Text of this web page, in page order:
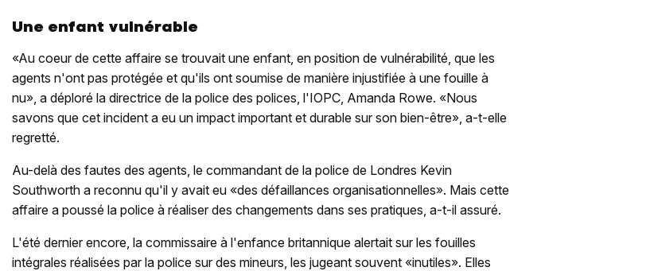
Une enfant vulnérable
«Au coeur de cette affaire se trouvait une enfant, en position de vulnérabilité, que les
agents n'ont pas protégée et qu'ils ont soumise de manière injustifiée à une fouille à
nu», a déploré la directrice de la police des polices, l'IOPC, Amanda Rowe. «Nous
savons que cet incident a eu un impact important et durable sur son bien-être», a-t-elle
regretté.
Au-delà des fautes des agents, le commandant de la police de Londres Kevin
Southworth a reconnu qu'il y avait eu «des défaillances organisationnelles». Mais cette
affaire a poussé la police à réaliser des changements dans ses pratiques, a-t-il assuré.
L'été dernier encore, la commissaire à l'enfance britannique alertait sur les fouilles
intégrales réalisées par la police sur des mineurs, les jugeant souvent «inutiles». Elles